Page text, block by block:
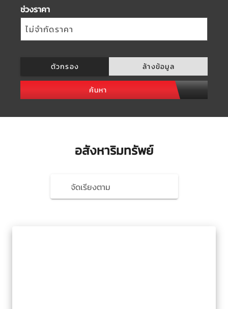
ช่วงราคา
ไม่จำกัดราคา
ตัวกรอง ล้างข้อมูล
ค้นหา
อสังหาริมทรัพย์
จัดเรียงตาม